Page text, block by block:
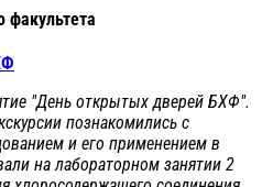
факультета
"День открытых дверей БХФ".
познакомились с
и его применением в
на лабораторном занятии 2